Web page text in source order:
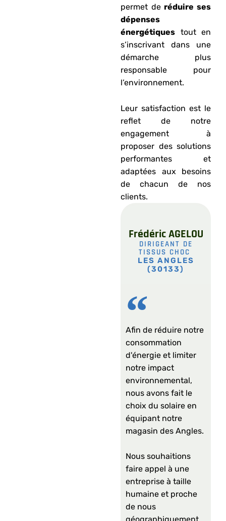
permet de réduire ses
dépenses
énergétiques tout en
s’inscrivant dans une
démarche plus
responsable pour
l’environnement.
Leur satisfaction est le
reflet de notre
engagement à
proposer des solutions
performantes et
adaptées aux besoins
de chacun de nos
clients.
Frédéric AGELOU
DIRIGEANT DE
TISSUS CHOC
LES ANGLES
(30133)
Afin de réduire notre
consommation
d'énergie et limiter
notre impact
environnemental,
nous avons fait le
choix du solaire en
équipant notre
magasin des Angles.
Nous souhaitions
faire appel à une
entreprise à taille
humaine et proche
de nous